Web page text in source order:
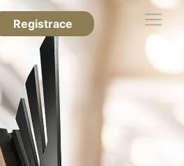
Registrace